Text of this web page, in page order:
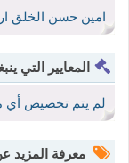
امين حسن الخلق
المعايير التي
لم يتم تخصيص أي
معرفة